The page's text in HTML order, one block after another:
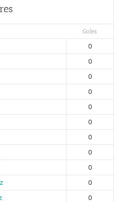
Goles
0
0
0
0
0
0
0
0
0
0
0